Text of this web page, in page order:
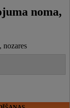
noma,
nozares